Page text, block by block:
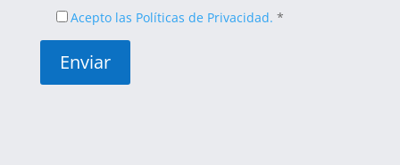
Acepto las Políticas de Privacidad. *
Enviar